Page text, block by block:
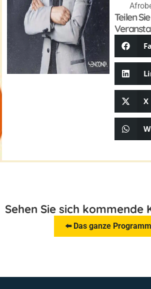
Teilen
X
Sehen Sie sich kommende
⬅️ Das ganze Programm